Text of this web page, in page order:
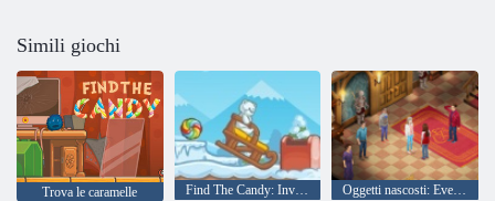
Simili giochi
Trova le caramelle Find The Candy: Inverno Oggetti nascosti: Evermor Il filo del destino